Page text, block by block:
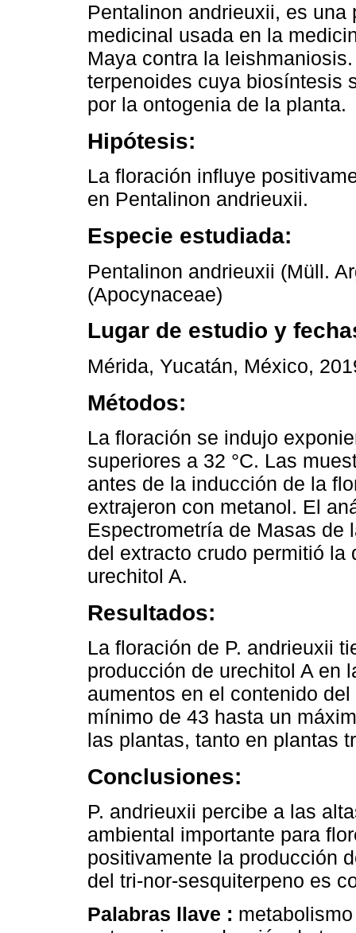
Pentalinon andrieuxii, es una
medicinal usada en la
Maya contra la
terpenoides cuya biosíntesis
por la ontogenia de la planta.
Hipótesis:
La floración influye
en Pentalinon andrieuxii.
Especie estudiada:
Pentalinon andrieuxii (Müll.
(Apocynaceae)
Lugar de estudio y
Mérida, Yucatán, México,
Métodos:
La floración se indujo
superiores a 32 °C. Las
antes de la inducción de la
extrajeron con metanol. El
Espectrometría de Masas de
del extracto crudo permitió
urechitol A.
Resultados:
La floración de P. andrieuxii
producción de urechitol A en
aumentos en el contenido
mínimo de 43 hasta un
las plantas, tanto en plantas
Conclusiones:
P. andrieuxii percibe a las
ambiental importante para
positivamente la producción
del tri-nor-sesquiterpeno es
Palabras llave :